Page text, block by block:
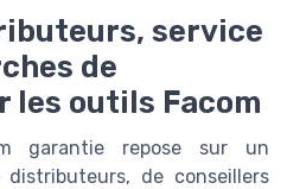
service
de
les outils Facom
garantie repose sur un
de conseillers